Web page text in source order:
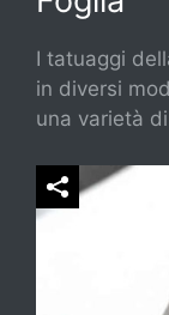
I tatuaggi
in diversi
una varietà